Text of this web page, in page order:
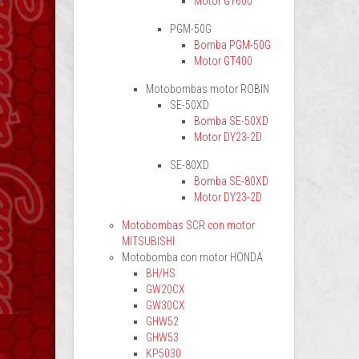
PGM-50G
Bomba PGM-50G
Motor GT400
Motobombas motor ROBIN
SE-50XD
Bomba SE-50XD
Motor DY23-2D
SE-80XD
Bomba SE-80XD
Motor DY23-2D
Motobombas SCR con motor
MITSUBISHI
Motobomba con motor HONDA
BH/HS
GW20CX
GW30CX
GHW52
GHW53
KP5030